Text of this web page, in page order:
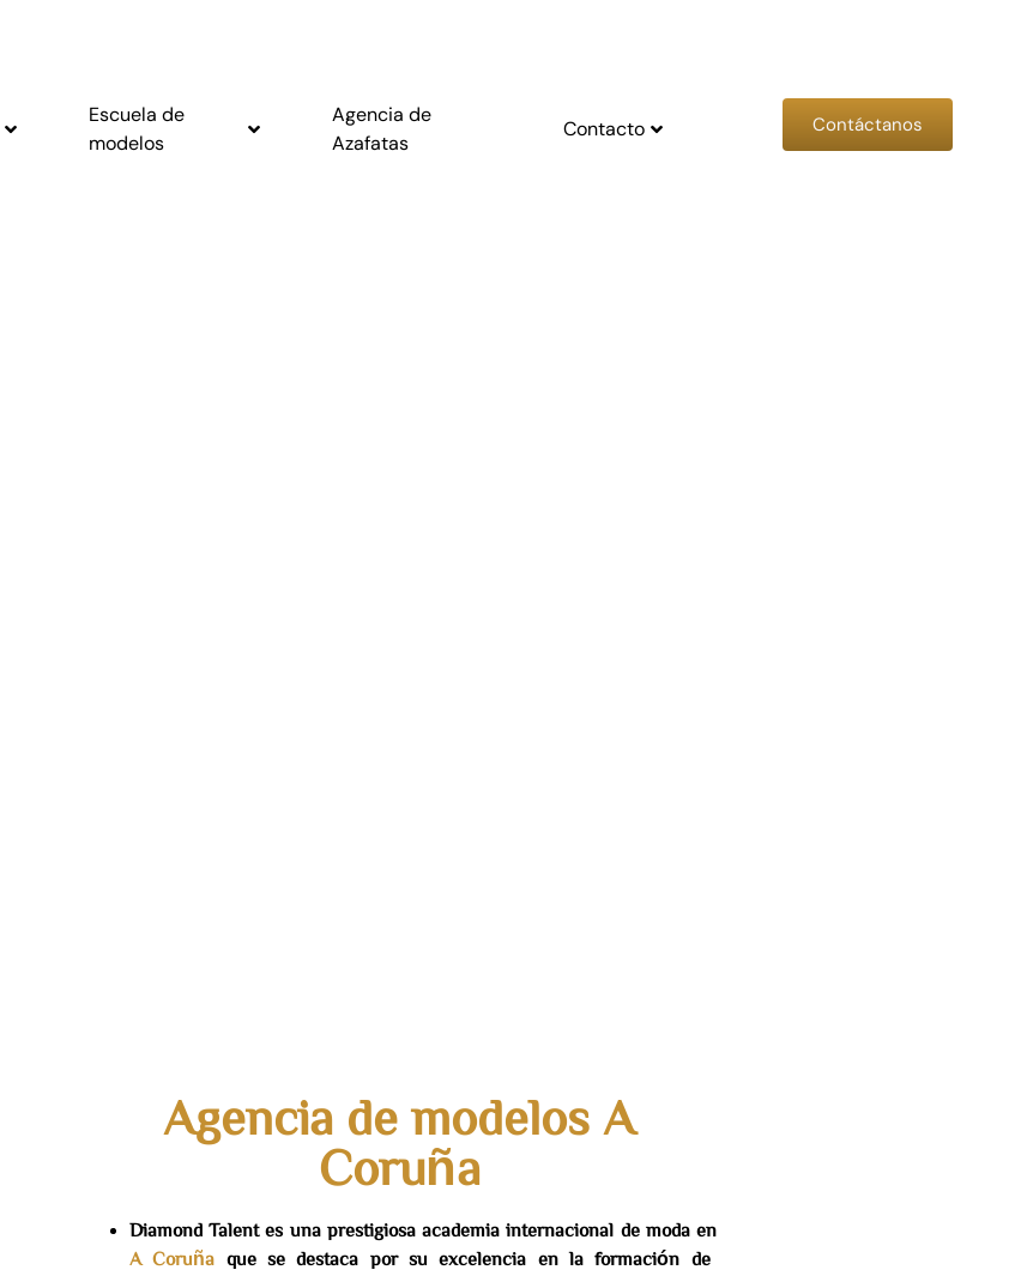
Escuela de
modelos
Agencia de
Azafatas
Contacto Contáctanos
Agencia de modelos A
Coruña
Diamond Talent es una prestigiosa academia internacional de moda en
A Coruña que se destaca por su excelencia en la formación de